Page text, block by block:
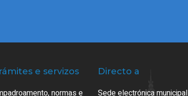
e servizos
normas e
Directo a
Sede electrónica municipal